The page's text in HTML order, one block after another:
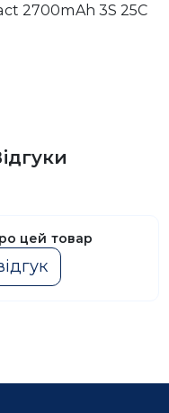
2700mAh 3S 25C
цей товар